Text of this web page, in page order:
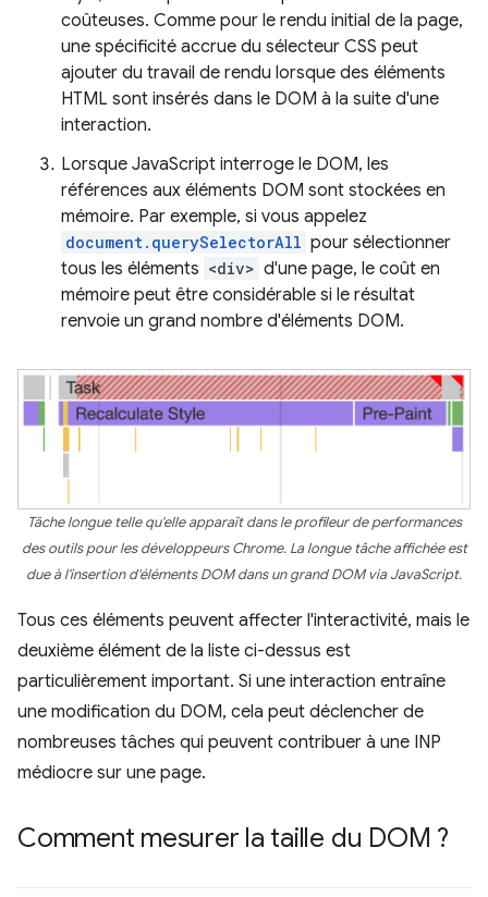
coûteuses. Comme pour le rendu initial de la page,
une spécificité accrue du sélecteur CSS peut
ajouter du travail de rendu lorsque des éléments
HTML sont insérés dans le DOM à la suite d'une
interaction.
Lorsque JavaScript interroge le DOM, les
références aux éléments DOM sont stockées en
mémoire. Par exemple, si vous appelez
document.querySelectorAll pour sélectionner
tous les éléments <div> d'une page, le coût en
mémoire peut être considérable si le résultat
renvoie un grand nombre d'éléments DOM.
Tâche longue telle qu'elle apparaît dans le profileur de performances
des outils pour les développeurs Chrome. La longue tâche affichée est
due à l'insertion d'éléments DOM dans un grand DOM via JavaScript.
Tous ces éléments peuvent affecter l'interactivité, mais le
deuxième élément de la liste ci-dessus est
particulièrement important. Si une interaction entraîne
une modification du DOM, cela peut déclencher de
nombreuses tâches qui peuvent contribuer à une INP
médiocre sur une page.
Comment mesurer la taille du DOM ?